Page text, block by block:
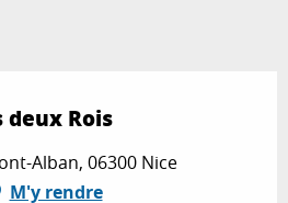
deux Rois
Alban, 06300 Nice
M'y rendre